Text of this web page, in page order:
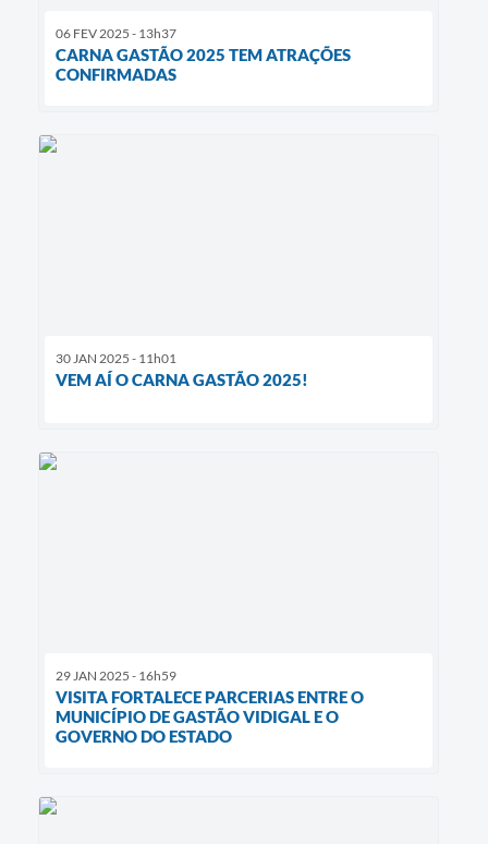
06 FEV 2025 - 13h37
CARNA GASTÃO 2025 TEM ATRAÇÕES
CONFIRMADAS
30 JAN 2025 - 11h01
VEM AÍ O CARNA GASTÃO 2025!
29 JAN 2025 - 16h59
VISITA FORTALECE PARCERIAS ENTRE O
MUNICÍPIO DE GASTÃO VIDIGAL E O
GOVERNO DO ESTADO